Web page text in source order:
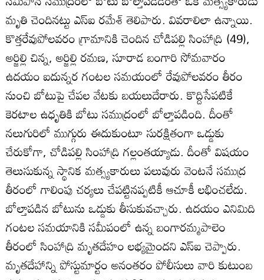
మృతి చెందినట్టు ఎస్‌ఐ రమేశ్‌ తెలిపారు. వివరాలిలా ఉన్నాయి.
కొత్తరేవుపోలవరం గ్రామానికి చెందిన చోడిపల్లి సింహాద్రి (49),
అర్జిల్లి చిన్న, అర్జిల్లి రమణ, సూరాడ బంగారి సోమవారం
ఉదయం ఐదున్నర గంటల సమయంలో రేవుపోలవరం తీరం
నుంచి బోటుపై చేపల వేటకు బయలుదేరారు. కొద్దిసేపటికే
కెరటాల ఉధృతికి బోటు సముద్రంలో బోల్తాపడింది. దీంతో
నలుగురిలో ముగ్గురు ఈదుకుంటూ సురక్షితంగా ఒడ్డుకు
చేరుకోగా, చోడిపల్లి సింహాద్రి గల్లంతయ్యాడు. దీంతో విషయం
తెలుసుకున్న స్థానిక మత్స్యకారులు పలువురు వెంటనే సముద్ర
తీరంలో గాలింపు చర్యలు చేపట్టినప్పటికీ ఆచూకీ లభించలేదు.
బోల్తాపడిన బోటును ఒడ్డుకు తీసుకువచ్చారు. ఉదయం ఎనిమిది
గంటల సమయానికి సమీపంలో ఉన్న బంగారమ్మపాలెం
తీరంలో సింహాద్రి మృతదేహం లభ్యమైందని ఎస్‌ఐ చెప్పారు.
మృతదేహాన్ని పోస్టుమార్టం అనంతరం పోలీసులు వారి కుటుంబ